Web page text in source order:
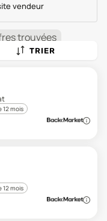
vendeur
strouvées
TRIER
12 mois
12 mois